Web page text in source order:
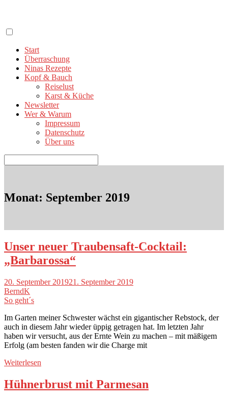
springen
Start
Überraschung
Ninas Rezepte
Kopf & Bauch
Reiselust
Karst & Küche
Newsletter
Wer & Warum
Impressum
Datenschutz
Über uns
nach:
Monat: September 2019
Unser neuer Traubensaft-Cocktail:
„Barbarossa“
20. September 201921. September 2019
BerndK
So geht´s
Im Garten meiner Schwester wächst ein gigantischer Rebstock, der
auch in diesem Jahr wieder üppig getragen hat. Im letzten Jahr
haben wir versucht, aus der Ernte Wein zu machen – mit mäßigem
Erfolg (am besten fanden wir die Charge mit
Weiterlesen
Hühnerbrust mit Parmesan